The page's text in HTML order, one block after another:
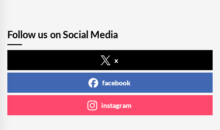
Follow us on Social Media
x
facebook
instagram